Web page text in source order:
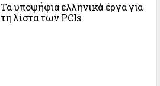
Τα υποψήφια ελληνικά έργα για
τη λίστα των PCIs